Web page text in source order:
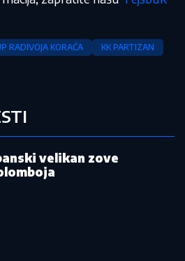
RADIVOJA KORAĆA
KK PARTIZAN
velikan zove